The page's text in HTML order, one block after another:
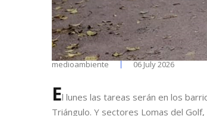
medioambiente 06 July 2026
El lunes las tareas serán en los
Triángulo. Y sectores Lomas del